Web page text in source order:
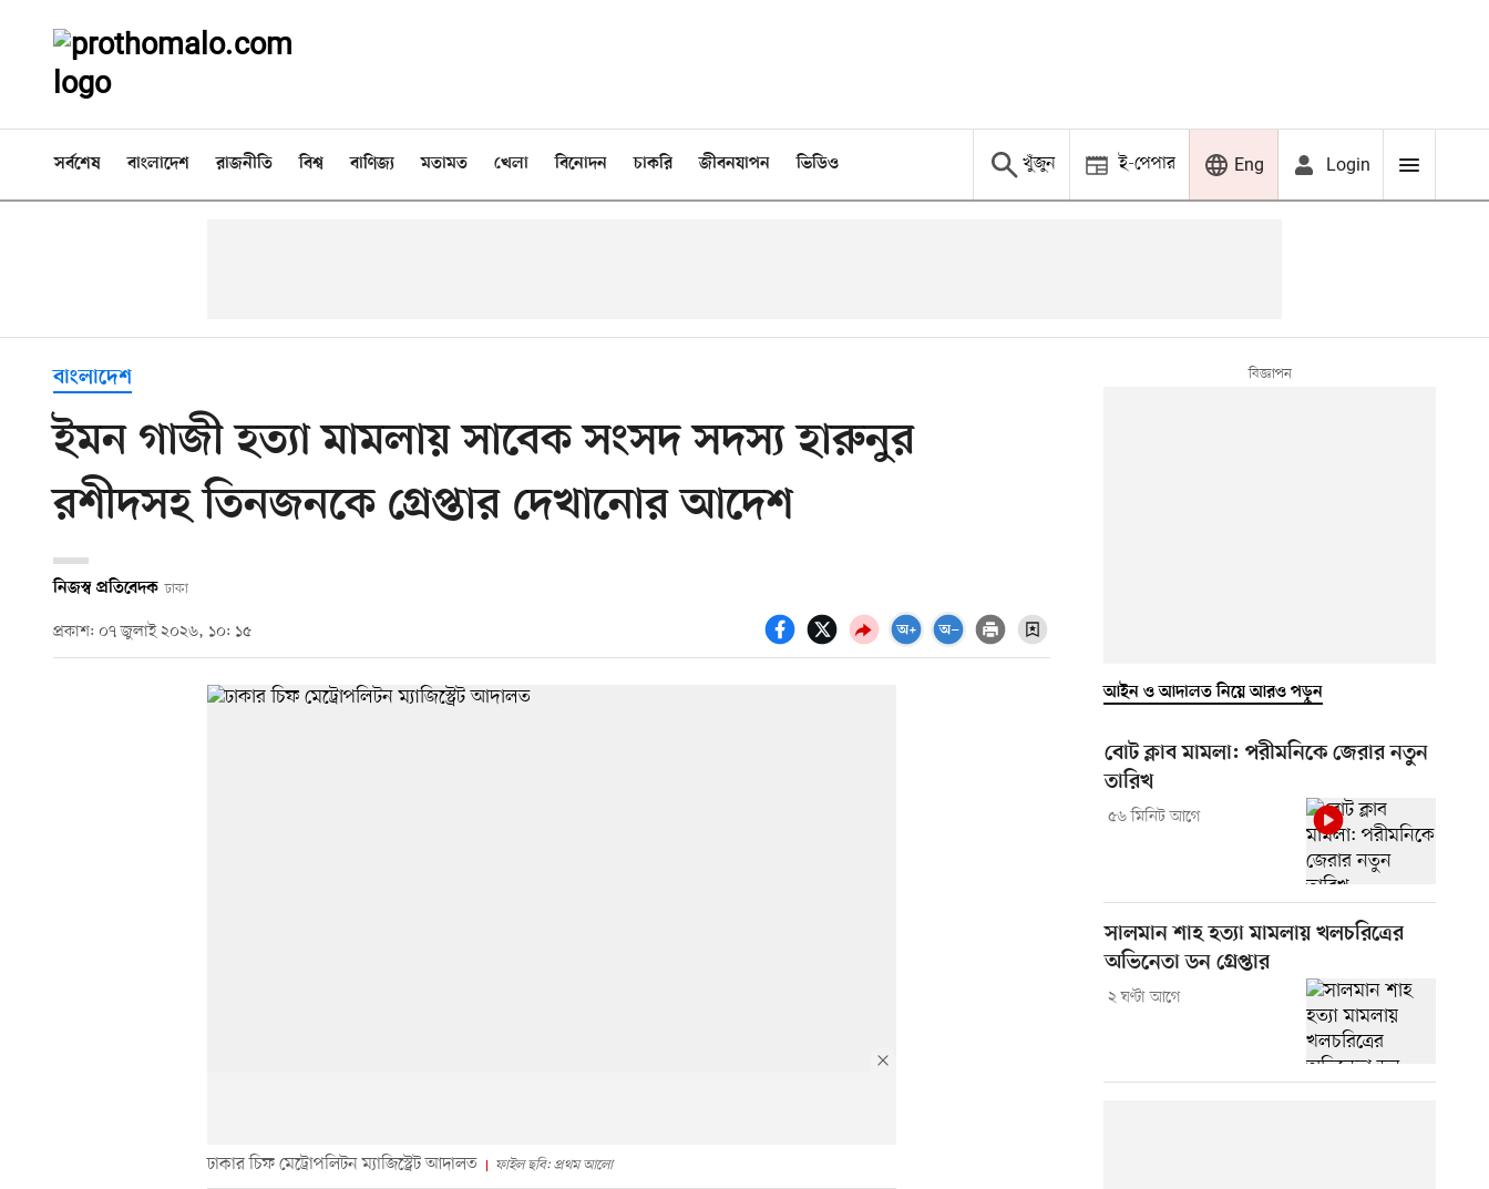
সর্বশেষ বাংলাদেশ রাজনীতি বিশ্ব বাণিজ্য মতামত খেলা বিনোদন চাকরি জীবনযাপন ভিডিও খুঁজুন ই-পেপার Eng Login
বাংলাদেশ
ইমন গাজী হত্যা মামলায় সাবেক সংসদ সদস্য হারুনুর
রশীদসহ তিনজনকে গ্রেপ্তার দেখানোর আদেশ
নিজস্ব প্রতিবেদক ঢাকা
প্রকাশ: ০৭ জুলাই ২০২৬, ১০: ১৫
ঢাকার চিফ মেট্রোপলিটন ম্যাজিস্ট্রেট আদালত ফাইল ছবি: প্রথম আলো
আইন ও আদালত নিয়ে আরও পড়ুন
বোট ক্লাব মামলা: পরীমনিকে জেরার নতুন
তারিখ
৫৬ মিনিট আগে
সালমান শাহ হত্যা মামলায় খলচরিত্রের
অভিনেতা ডন গ্রেপ্তার
২ ঘণ্টা আগে